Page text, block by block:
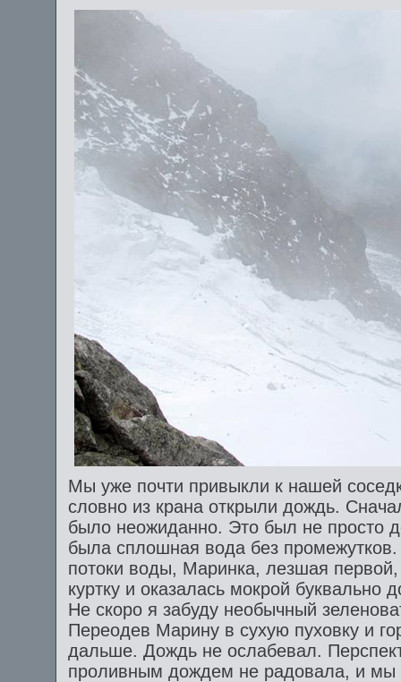
Мы уже почти привыкли к нашей
словно из крана открыли дождь.
было неожиданно. Это был не просто
была сплошная вода без
потоки воды, Маринка, лезшая первой,
куртку и оказалась мокрой буквально
Не скоро я забуду необычный
Переодев Марину в сухую пуховку и
дальше. Дождь не ослабевал.
проливным дождем не радовала, и